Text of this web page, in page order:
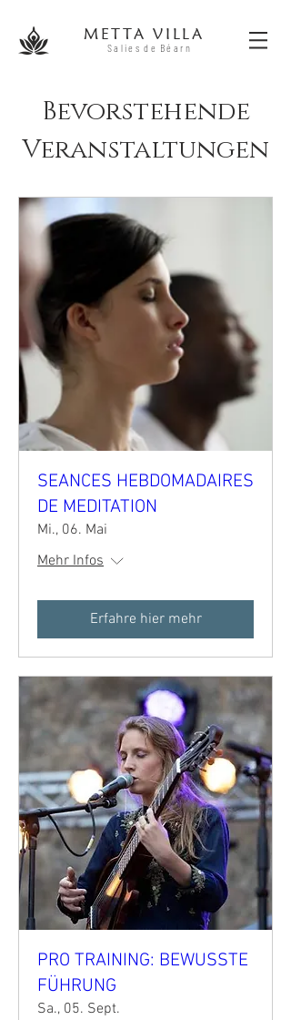
METTA V ILLA
Salies de Béar n
Bevorstehende
Veranstaltungen
SEANCES HEBDOMADAIRES
DE MEDITATION
Mi., 06. Mai
Mehr Infos
Erfahre hier mehr
PRO TRAINING: BEWUSSTE
FÜHRUNG
Sa., 05. Sept.